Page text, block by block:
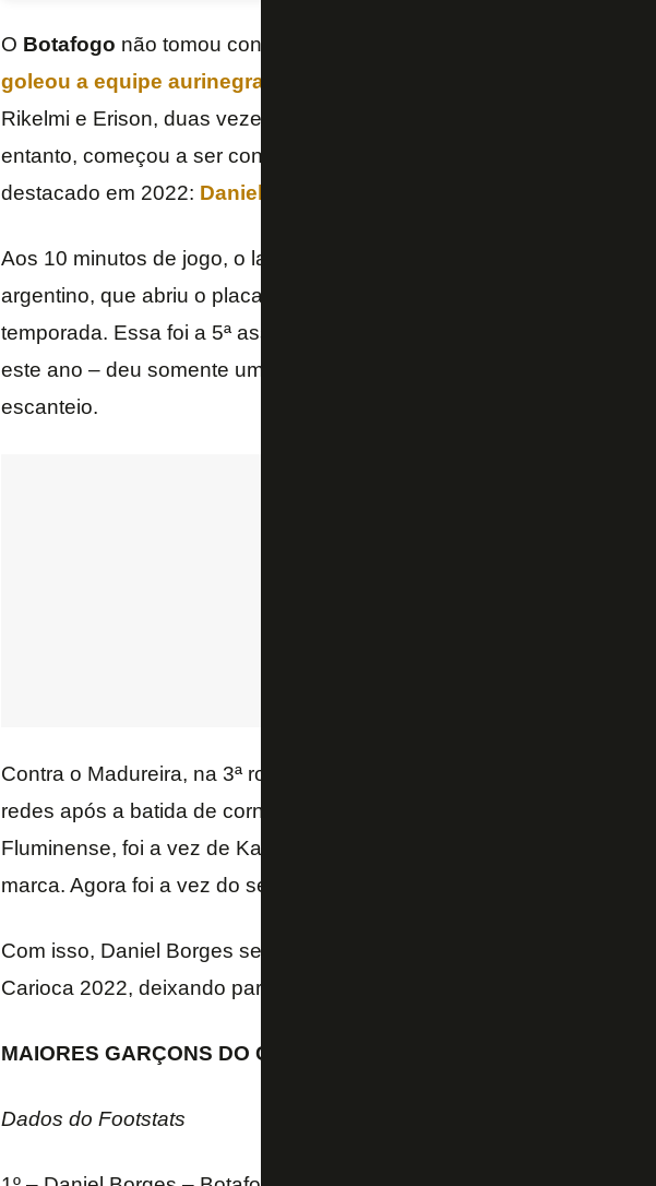
O Botafogo não tomou conhecimento do Volta Redonda, nesta
goleou a equipe aurinegra no Estádio Nilton Santos por 5 a 0
Rikelmi e Erison, duas vezes, marcaram os gols no triunfo do
entanto, começou a ser construído através do pé de outro jogador
destacado em 2022: Daniel Borges
Aos 10 minutos de jogo, o lateral-direito cobrou o escanteio na
argentino, que abriu o placar. Jogada que tem sido efetiva no
temporada. Essa foi a 5ª assistência de Daniel em apenas nove
este ano – deu somente uma em 37 atuações em 2021. Foi a 3ª em
escanteio.
Contra o Madureira, na 3ª rodada do Estadual, Diego Gonçalves foi
redes após a batida de corner do lateral. Dois jogos depois, no
Fluminense, foi a vez de Kanu aproveitar o levantamento certeiro
marca. Agora foi a vez do seu companheiro de zaga.
Com isso, Daniel Borges se isolou como o líder de assistências do
Carioca 2022, deixando para trás Vitinho, do Flamengo, com quatro.
MAIORES GARÇONS DO CARIOCA 2022
Dados do Footstats